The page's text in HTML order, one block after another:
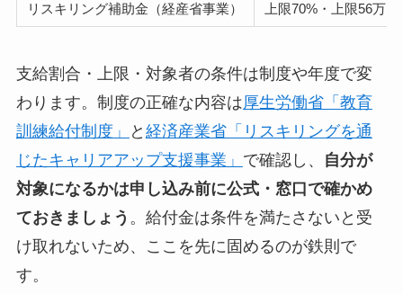
リスキリング補助金（経産省事業） 上限70%・上限56万
支給割合・上限・対象者の条件は制度や年度で変
わります。制度の正確な内容は厚生労働省「教育
訓練給付制度」
と 経済産業省「リスキリングを通
じたキャリアアップ支援事業」 で確認し、
自分が
対象になるかは申し込み前に公式・窓口で確かめ
ておきましょう 。給付金は条件を満たさないと受
け取れないため、ここを先に固めるのが鉄則で
す。